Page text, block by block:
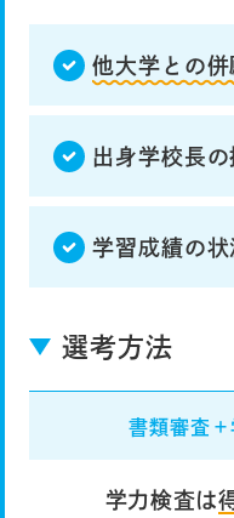
他大学との併
出身学校長
学習成績の
選考方法
書類審査 ＋
学力検査は